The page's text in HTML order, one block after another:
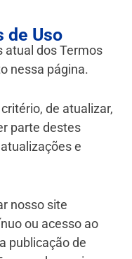
de Uso
atual dos Termos
nessa página.
de atualizar,
parte destes
e
nosso site
ou acesso ao
publicação de